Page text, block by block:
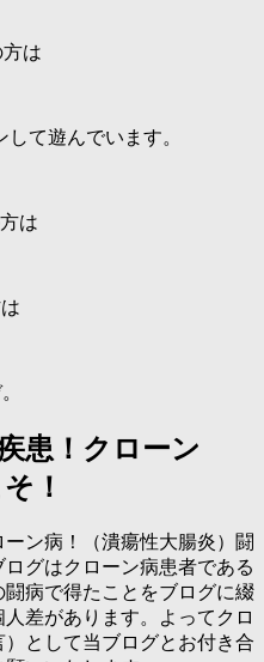
は
して遊んでいます。
は
患！クローン
！
ン病！（潰瘍性大腸炎）闘
グはクローン病患者である
病で得たことをブログに綴
差があります。よってクロ
として当ブログとお付き合